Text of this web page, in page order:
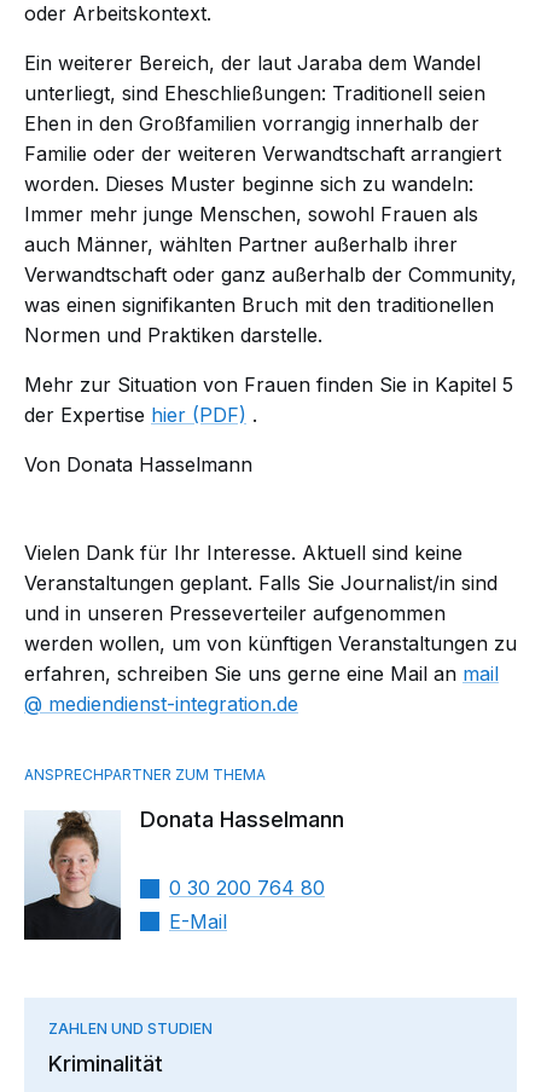
oder Arbeitskontext.
Ein weiterer Bereich, der laut Jaraba dem Wandel
unterliegt, sind Eheschließungen: Traditionell seien
Ehen in den Großfamilien vorrangig innerhalb der
Familie oder der weiteren Verwandtschaft arrangiert
worden. Dieses Muster beginne sich zu wandeln:
Immer mehr junge Menschen, sowohl Frauen als
auch Männer, wählten Partner außerhalb ihrer
Verwandtschaft oder ganz außerhalb der Community,
was einen signifikanten Bruch mit den traditionellen
Normen und Praktiken darstelle.
Mehr zur Situation von Frauen finden Sie in Kapitel 5
der Expertise hier (PDF) .
Von Donata Hasselmann
Vielen Dank für Ihr Interesse. Aktuell sind keine
Veranstaltungen geplant. Falls Sie Journalist/in sind
und in unseren Presseverteiler aufgenommen
werden wollen, um von künftigen Veranstaltungen zu
erfahren, schreiben Sie uns gerne eine Mail an mail​
mediendienst-integration.de
Donata Hasselmann
0 30 200 764 80
E-Mail
ZAHLEN UND STUDIEN
Kriminalität